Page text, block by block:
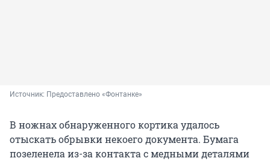
Источник: Предоставлено «Фонтанке»
В ножнах обнаруженного кортика удалось
отыскать обрывки некоего документа. Бумага
позеленела из-за контакта с медными деталями